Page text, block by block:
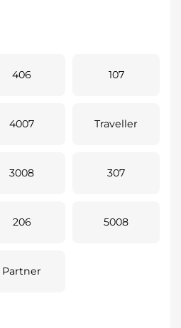
406 107
4007 Traveller
3008 307
206 5008
Partner